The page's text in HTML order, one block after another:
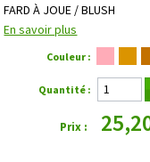
FARD À JOUE / BLUSH
En savoir plus
Couleur :
Quantité :
Prix :